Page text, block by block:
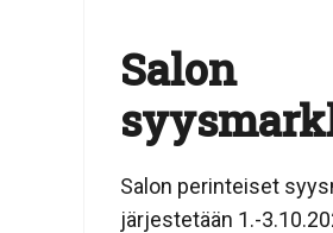
Salon
Salon perinteiset
järjestetään 1.-